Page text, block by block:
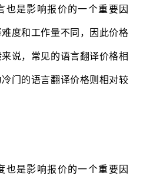
是影响报价的一个重要因
度和工作量不同，因此价格
说，常见的语言翻译价格相
门的语言翻译价格则相对较
是影响报价的一个重要因